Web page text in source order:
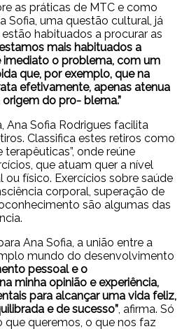
as práticas de MTC e como
Sofia, uma questão cultural, já
habituados a procurar as
mais habituados a
imediato o problema, com um
que, por exemplo, que na
efetivamente, apenas atenua
do pro- blema.”
Ana Sofia Rodrigues facilita
Classifica estes retiros como
terapêuticas”, onde reúne
que atuam quer a nível
físico. Exercícios sobre saúde
corporal, superação de
são algumas das
Ana Sofia, a união entre a
mundo do desenvolvimento
pessoal e o
minha opinião e experiência,
para alcançar uma vida feliz,
e de sucesso”, afirma. Só
queremos, o que nos faz